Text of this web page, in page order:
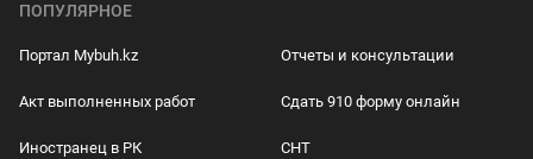
ПОПУЛЯРНОЕ
Портал Mybuh.kz Отчеты и консультации
Акт выполненных работ Сдать 910 форму онлайн
Иностранец в РК СНТ